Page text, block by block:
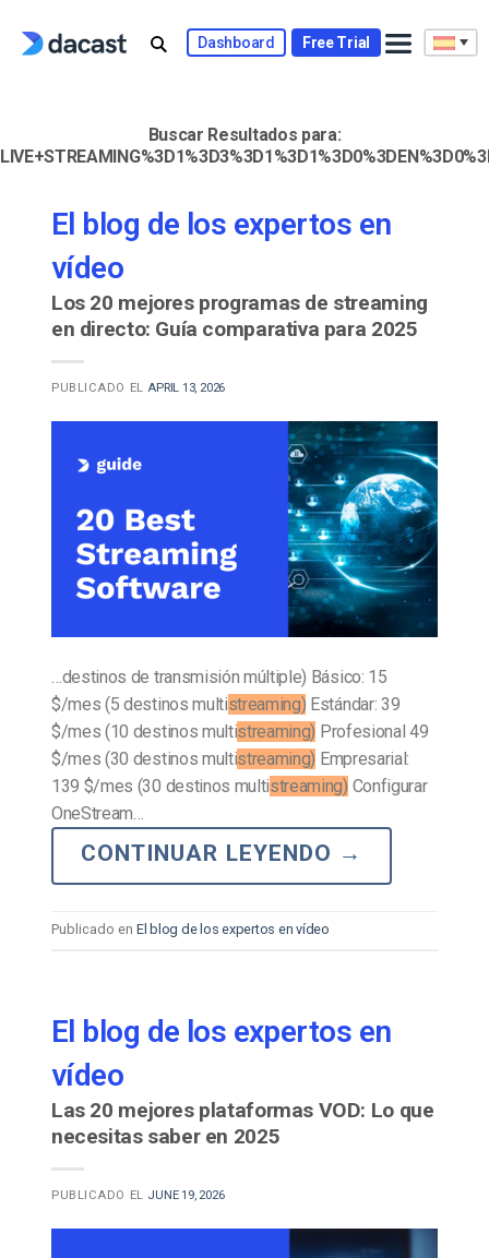
Dashboard Free Trial
Buscar Resultados para:
El blog de los expertos en
vídeo
Los 20 mejores programas de streaming
en directo: Guía comparativa para 2025
PUBLICADO ELAPRIL 13, 2026
…destinos de transmisión múltiple) Básico: 15
$/mes (5 destinos multistreaming) Estándar: 39
$/mes (10 destinos multistreaming) Profesional 49
$/mes (30 destinos multistreaming) Empresarial:
139 $/mes (30 destinos multistreaming) Configurar
OneStream…
CONTINUAR LEYENDO →
Publicado en El blog de los expertos en vídeo
El blog de los expertos en
vídeo
Las 20 mejores plataformas VOD: Lo que
necesitas saber en 2025
PUBLICADO EL JUNE 19, 2026